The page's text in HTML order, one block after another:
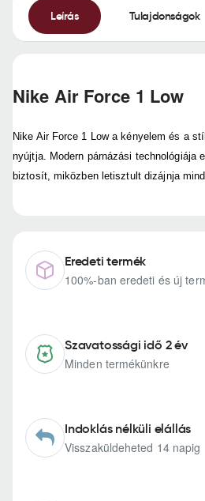
Leírás Tulajdonságok
Nike Air Force 1 Low
Nike Air Force 1 Low a kényelem és a
nyújtja. Modern párnázási technológiája
biztosít, miközben letisztult dizájnja
Eredeti termék
100%-ban eredeti és új
Szavatossági idő 2 év
Minden termékünkre
Indoklás nélküli elállás
Visszaküldeheted 14 napig